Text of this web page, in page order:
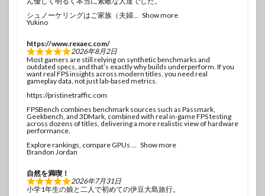
シュノーケリングはご家族（夫婦
Show more
Yukino
https://www.rexaec.com/
2026年8月2日
Most gamers are still relying on synthetic benchmarks and
outdated specs, and that’s exactly why builds underperform. If you
want real FPS insights across modern titles, you need real
gameplay data, not just lab-based metrics.
https://pristinetraffic.com
FPSBench combines benchmark sources such as Passmark,
Geekbench, and 3DMark, combined with real in-game FPS testing
across dozens of titles, delivering a more realistic view of hardware
performance.
Explore rankings, compare GPUs
Show more
Brandon Jordan
自然を満喫！
2026年7月31日
小学1年生の娘と二人で初めての伊豆大島旅行。